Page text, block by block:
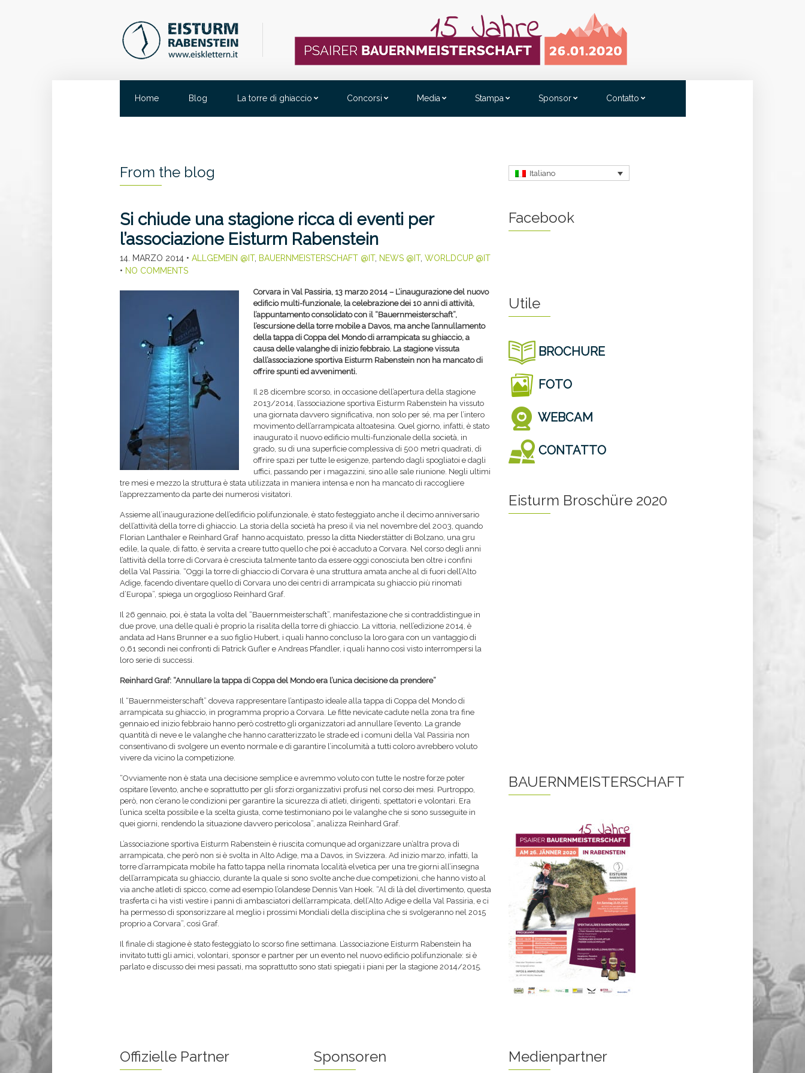
Home Blog La torre di ghiaccio Concorsi Media Stampa Sponsor Contatto
From the blog
Si chiude una stagione ricca di eventi per
l’associazione Eisturm Rabenstein
14. MARZO 2014• ALLGEMEIN @IT, BAUERNMEISTERSCHAFT @IT, NEWS @IT, WORLDCUP @IT
• NO COMMENTS
Corvara in Val Passiria, 13 marzo 2014 – L’inaugurazione del nuovo
edificio multi-funzionale, la celebrazione dei 10 anni di attività,
l’appuntamento consolidato con il “Bauernmeisterschaft”,
l’escursione della torre mobile a Davos, ma anche l’annullamento
della tappa di Coppa del Mondo di arrampicata su ghiaccio, a
causa delle valanghe di inizio febbraio. La stagione vissuta
dall’associazione sportiva Eisturm Rabenstein non ha mancato di
offrire spunti ed avvenimenti.
Il 28 dicembre scorso, in occasione dell’apertura della stagione
2013/2014, l’associazione sportiva Eisturm Rabenstein ha vissuto
una giornata davvero significativa, non solo per sé, ma per l’intero
movimento dell’arrampicata altoatesina. Quel giorno, infatti, è stato
inaugurato il nuovo edificio multi-funzionale della società, in
grado, su di una superficie complessiva di 500 metri quadrati, di
offrire spazi per tutte le esigenze, partendo dagli spogliatoi e dagli
uffici, passando per i magazzini, sino alle sale riunione. Negli ultimi
tre mesi e mezzo la struttura è stata utilizzata in maniera intensa e non ha mancato di raccogliere
l’apprezzamento da parte dei numerosi visitatori.
Assieme all’inaugurazione dell’edificio polifunzionale, è stato festeggiato anche il decimo anniversario
dell’attività della torre di ghiaccio. La storia della società ha preso il via nel novembre del 2003, quando
Florian Lanthaler e Reinhard Graf hanno acquistato, presso la ditta Niederstätter di Bolzano, una gru
edile, la quale, di fatto, è servita a creare tutto quello che poi è accaduto a Corvara. Nel corso degli anni
l’attività della torre di Corvara è cresciuta talmente tanto da essere oggi conosciuta ben oltre i confini
della Val Passiria. “Oggi la torre di ghiaccio di Corvara è una struttura amata anche al di fuori dell’Alto
Adige, facendo diventare quello di Corvara uno dei centri di arrampicata su ghiaccio più rinomati
d’Europa”, spiega un orgoglioso Reinhard Graf.
Il 26 gennaio, poi, è stata la volta del “Bauernmeisterschaft”, manifestazione che si contraddistingue in
due prove, una delle quali è proprio la risalita della torre di ghiaccio. La vittoria, nell’edizione 2014, è
andata ad Hans Brunner e a suo figlio Hubert, i quali hanno concluso la loro gara con un vantaggio di
0,61 secondi nei confronti di Patrick Gufler e Andreas Pfandler, i quali hanno così visto interrompersi la
loro serie di successi.
Reinhard Graf: “Annullare la tappa di Coppa del Mondo era l’unica decisione da prendere”
Il “Bauernmeisterschaft” doveva rappresentare l’antipasto ideale alla tappa di Coppa del Mondo di
arrampicata su ghiaccio, in programma proprio a Corvara. Le fitte nevicate cadute nella zona tra fine
gennaio ed inizio febbraio hanno però costretto gli organizzatori ad annullare l’evento. La grande
quantità di neve e le valanghe che hanno caratterizzato le strade ed i comuni della Val Passiria non
consentivano di svolgere un evento normale e di garantire l’incolumità a tutti coloro avrebbero voluto
vivere da vicino la competizione.
“Ovviamente non è stata una decisione semplice e avremmo voluto con tutte le nostre forze poter
ospitare l’evento, anche e soprattutto per gli sforzi organizzativi profusi nel corso dei mesi. Purtroppo,
però, non c’erano le condizioni per garantire la sicurezza di atleti, dirigenti, spettatori e volontari. Era
l’unica scelta possibile e la scelta giusta, come testimoniano poi le valanghe che si sono susseguite in
quei giorni, rendendo la situazione davvero pericolosa”, analizza Reinhard Graf.
L’associazione sportiva Eisturm Rabenstein è riuscita comunque ad organizzare un’altra prova di
arrampicata, che però non si è svolta in Alto Adige, ma a Davos, in Svizzera. Ad inizio marzo, infatti, la
torre d’arrampicata mobile ha fatto tappa nella rinomata località elvetica per una tre giorni all’insegna
dell’arrampicata su ghiaccio, durante la quale si sono svolte anche due competizioni, che hanno visto al
via anche atleti di spicco, come ad esempio l’olandese Dennis Van Hoek. “Al di là del divertimento, questa
trasferta ci ha visti vestire i panni di ambasciatori dell’arrampicata, dell’Alto Adige e della Val Passiria, e ci
ha permesso di sponsorizzare al meglio i prossimi Mondiali della disciplina che si svolgeranno nel 2015
proprio a Corvara”, così Graf.
Il finale di stagione è stato festeggiato lo scorso fine settimana. L’associazione Eisturm Rabenstein ha
invitato tutti gli amici, volontari, sponsor e partner per un evento nel nuovo edificio polifunzionale: si è
parlato e discusso dei mesi passati, ma soprattutto sono stati spiegati i piani per la stagione 2014/2015.
Italiano
Facebook
Utile
BROCHURE
FOTO
WEBCAM
CONTATTO
Eisturm Broschüre 2020
BAUERNMEISTERSCHAFT
Offizielle Partner Sponsoren Medienpartner